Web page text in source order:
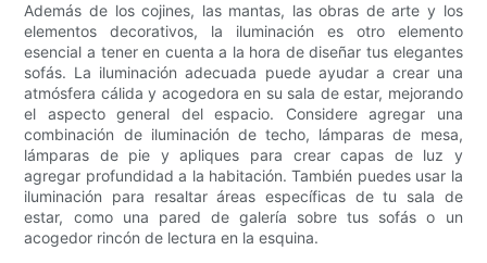
Además de los cojines, las mantas, las obras de arte y los
elementos decorativos, la iluminación es otro elemento
esencial a tener en cuenta a la hora de diseñar tus elegantes
sofás. La iluminación adecuada puede ayudar a crear una
atmósfera cálida y acogedora en su sala de estar, mejorando
el aspecto general del espacio. Considere agregar una
combinación de iluminación de techo, lámparas de mesa,
lámparas de pie y apliques para crear capas de luz y
agregar profundidad a la habitación. También puedes usar la
iluminación para resaltar áreas específicas de tu sala de
estar, como una pared de galería sobre tus sofás o un
acogedor rincón de lectura en la esquina.